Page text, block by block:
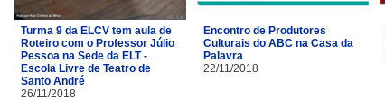
Turma 9 da ELCV tem aula de
Roteiro com o Professor Júlio
Pessoa na Sede da ELT -
Escola Livre de Teatro de
Santo André
26/11/2018
Encontro de Produtores
Culturais do ABC na Casa da
Palavra
22/11/2018